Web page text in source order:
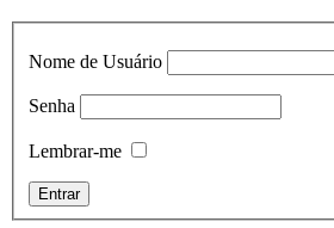
Nome de Usuário
Senha
Lembrar-me